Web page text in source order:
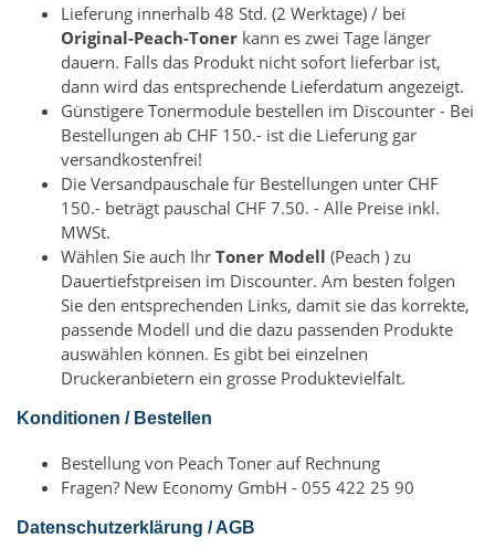
Lieferung innerhalb 48 Std. (2 Werktage) / bei
Original-Peach-Toner kann es zwei Tage länger
dauern. Falls das Produkt nicht sofort lieferbar ist,
dann wird das entsprechende Lieferdatum angezeigt.
Günstigere Tonermodule bestellen im Discounter - Bei
Bestellungen ab CHF 150.- ist die Lieferung gar
versandkostenfrei!
Die Versandpauschale für Bestellungen unter CHF
150.- beträgt pauschal CHF 7.50. - Alle Preise inkl.
MWSt.
Wählen Sie auch Ihr Toner Modell (Peach ) zu
Dauertiefstpreisen im Discounter. Am besten folgen
Sie den entsprechenden Links, damit sie das korrekte,
passende Modell und die dazu passenden Produkte
auswählen können. Es gibt bei einzelnen
Druckeranbietern ein grosse Produktevielfalt.
Konditionen / Bestellen
Bestellung von Peach Toner auf Rechnung
Fragen? New Economy GmbH - 055 422 25 90
Datenschutzerklärung / AGB